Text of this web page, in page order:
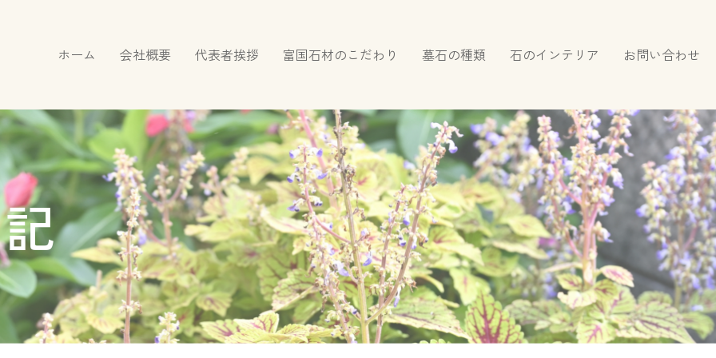
ホーム 会社概要 代表者挨拶 富国石材のこだわり 墓石の種類
和型墓石
洋型墓石
オリジナル墓石
石のインテリア お問い合わせ